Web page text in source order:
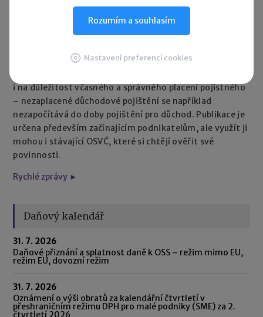
usnadnit orientaci v jejich povinnostech. Příručka
vysvětluje například přihlášení k pojištění, placení záloh,
důchodové a nemocenské pojištění, podávání přehledů,
ePortál ČSSZ. Zaměřuje se také na povinnosti OSVČ při
i na důležitost včasného a správného placení pojistného
– nezaplacené důchodové pojištění se například
nezapočítává do doby pojištění pro důchod. Publikace je
určena především začínajícím podnikatelům, ale využít ji
mohou i stávající OSVČ, které si chtějí ověřit své
povinnosti.
Rychlé zprávy ►
Daňový kalendář
31. 7. 2026
Daňové přiznání a splatnost daně k OSS – režim mimo EU,
režim EU, dovozní režim
31. 7. 2026
Oznámení o výši obratů za kalendářní čtvrtletí v
přeshraničním režimu DPH pro malé podniky (SME) za 2.
čtvrtletí 2026
Rozumím a souhlasím
Nastavení preferencí cookies